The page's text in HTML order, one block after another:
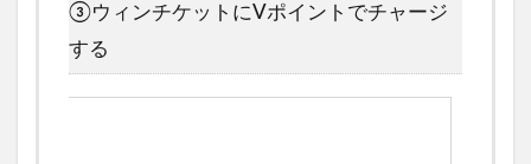
③ウィンチケットにVポイントでチャージ
する